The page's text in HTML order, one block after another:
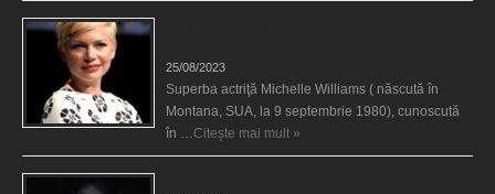
25/08/2023
Superba actriţă Michelle Williams ( născută în
Montana, SUA, la 9 septembrie 1980), cunoscută
în …Citește mai mult »